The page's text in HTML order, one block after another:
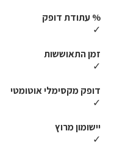
% עתודת דופק
✓
זמן התאוששות
✓
דופק מקסימלי אוטומטי
✓
יישומון מרוץ
✓